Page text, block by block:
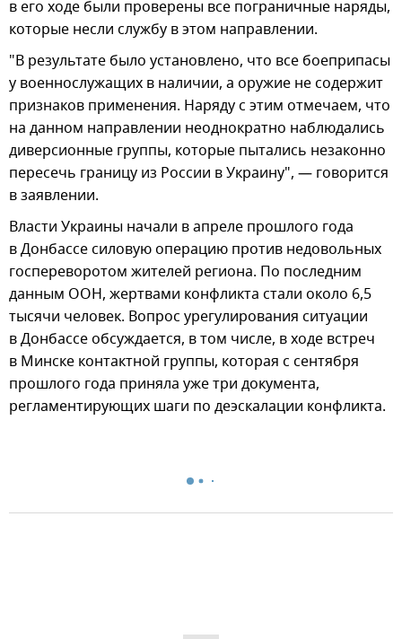
в его ходе были проверены все пограничные наряды,
которые несли службу в этом направлении.
"В результате было установлено, что все боеприпасы
у военнослужащих в наличии, а оружие не содержит
признаков применения. Наряду с этим отмечаем, что
на данном направлении неоднократно наблюдались
диверсионные группы, которые пытались незаконно
пересечь границу из России в Украину", — говорится
в заявлении.
Власти Украины начали в апреле прошлого года
в Донбассе силовую операцию против недовольных
госпереворотом жителей региона. По последним
данным ООН, жертвами конфликта стали около 6,5
тысячи человек. Вопрос урегулирования ситуации
в Донбассе обсуждается, в том числе, в ходе встреч
в Минске контактной группы, которая с сентября
прошлого года приняла уже три документа,
регламентирующих шаги по деэскалации конфликта.